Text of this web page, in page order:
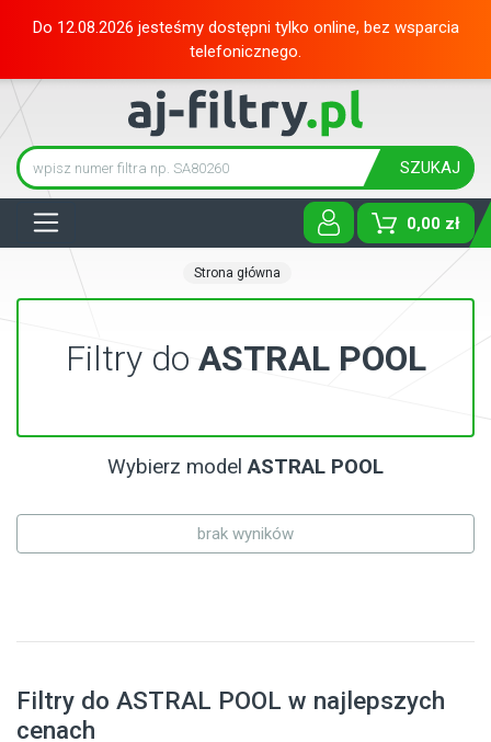
Do 12.08.2026 jesteśmy dostępni tylko online, bez wsparcia
telefonicznego.
SZUKAJ
0,00 zł
Strona główna
Filtry do ASTRAL POOL
Wybierz modelASTRAL POOL
brak wyników
Filtry do ASTRAL POOL w najlepszych
cenach